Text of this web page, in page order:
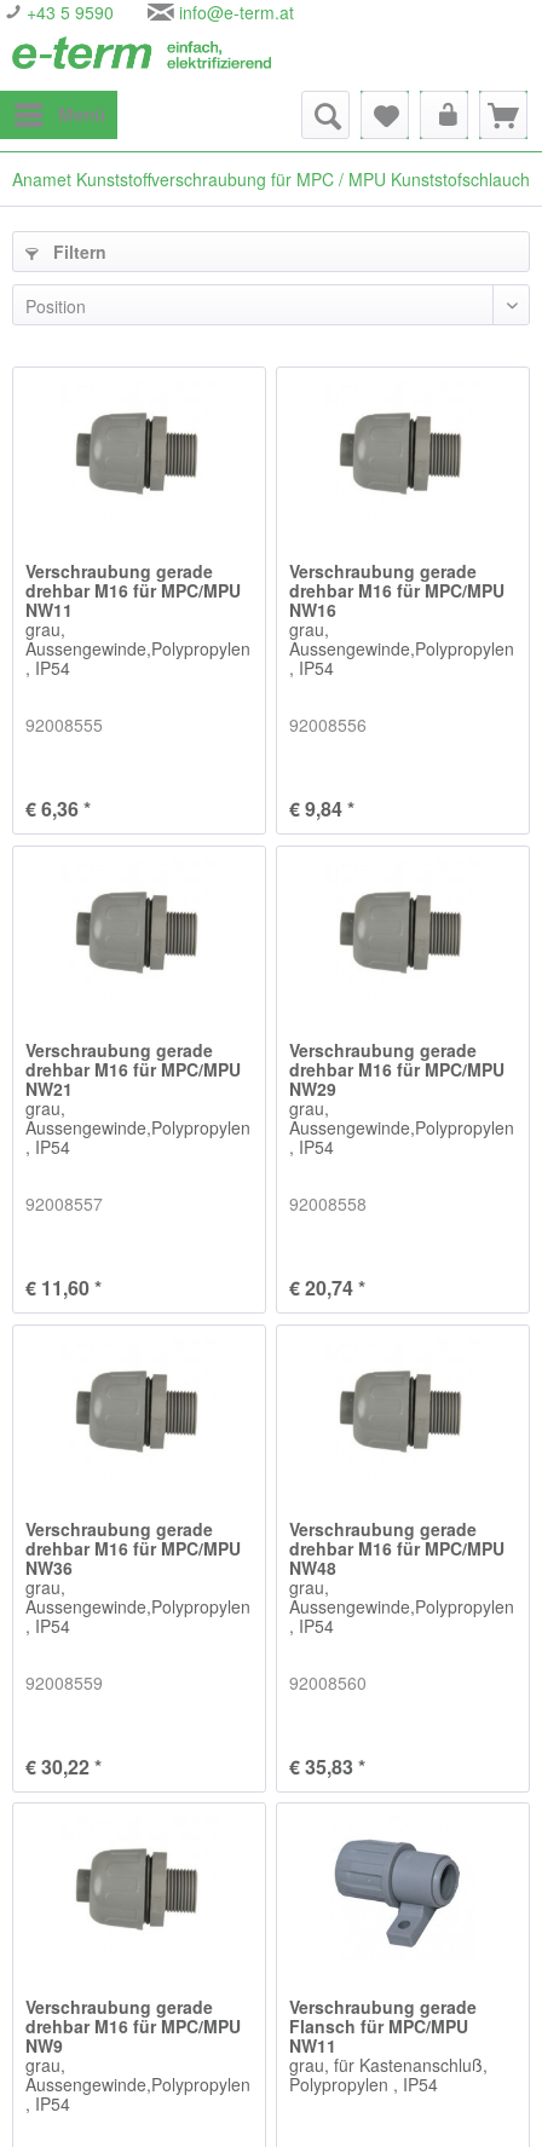
+43 5 9590 info@e-term.at
Menü
Anamet Kunststoffverschraubung für MPC / MPU Kunststofschlauch
Filtern
Verschraubung gerade
drehbar M16 für MPC/MPU
NW11
grau,
Aussengewinde,Polypropylen
, IP54
92008555
€ 6,36 *
Verschraubung gerade
drehbar M16 für MPC/MPU
NW16
grau,
Aussengewinde,Polypropylen
, IP54
92008556
€ 9,84 *
Verschraubung gerade
drehbar M16 für MPC/MPU
NW21
grau,
Aussengewinde,Polypropylen
, IP54
92008557
€ 11,60 *
Verschraubung gerade
drehbar M16 für MPC/MPU
NW29
grau,
Aussengewinde,Polypropylen
, IP54
92008558
€ 20,74 *
Verschraubung gerade
drehbar M16 für MPC/MPU
NW36
grau,
Aussengewinde,Polypropylen
, IP54
92008559
€ 30,22 *
Verschraubung gerade
drehbar M16 für MPC/MPU
NW48
grau,
Aussengewinde,Polypropylen
, IP54
92008560
€ 35,83 *
Verschraubung gerade
drehbar M16 für MPC/MPU
NW9
grau,
Aussengewinde,Polypropylen
, IP54
Verschraubung gerade
Flansch für MPC/MPU
NW11
grau, für Kastenanschluß,
Polypropylen , IP54